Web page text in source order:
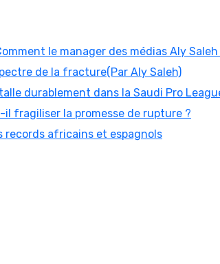
: Comment le manager des médias Aly
de la fracture(Par Aly Saleh)
durablement dans la Saudi Pro
fragiliser la promesse de rupture ?
records africains et espagnols